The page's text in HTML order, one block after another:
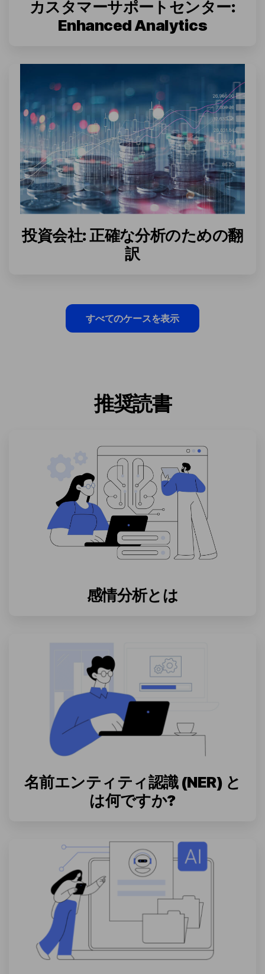
カスタマーサポートセンター:
Enhanced Analytics
投資会社: 正確な分析のための翻
訳
すべてのケースを表示
推奨読書
感情分析とは
名前エンティティ認識 (NER) と
は何ですか?